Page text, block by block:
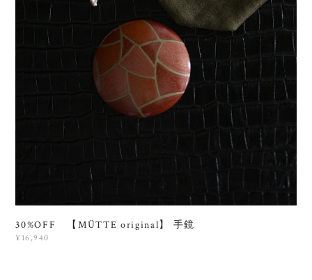
30%OFF 【MÜTTE original】 手鏡
¥16,940